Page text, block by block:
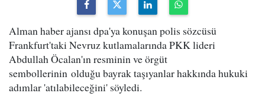
Alman haber ajansı dpa'ya konuşan polis sözcüsü
Frankfurt'taki Nevruz kutlamalarında PKK lideri
Abdullah Öcalan'ın resminin ve örgüt
sembollerinin olduğu bayrak taşıyanlar hakkında hukuki
adımlar 'atılabileceğini' söyledi.